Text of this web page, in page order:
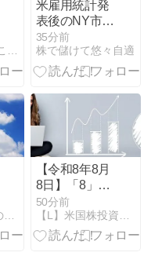
米国株投資 ここ屋 マネースクール
米雇用統計発
表後のNY市場
の動き（2026
年8月8日）
35分前
株で儲けて悠々自適
IPO株ビギナーの投資日誌
【令和8年8月
8日】「8」が
重なる佳き日
に、我が家の
資産もヒスト
50分前